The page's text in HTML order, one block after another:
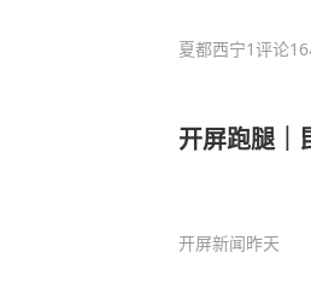
夏都西宁1评论
开屏跑腿｜
开屏新闻昨天